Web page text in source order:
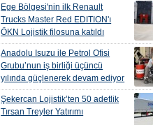
Ege Bölgesi'nin ilk Renault
Trucks Master Red EDITION'ı
ÖKN Lojistik filosuna katıldı
Anadolu Isuzu ile Petrol Ofisi
Grubu’nun iş birliği üçüncü
yılında güçlenerek devam ediyor
Şekercan Lojistik’ten 50 adetlik
Tırsan Treyler Yatırımı